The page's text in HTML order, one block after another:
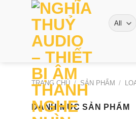
TRANG CHỦ / SẢN PHẨM /
DANH MỤC SẢN PHẨM